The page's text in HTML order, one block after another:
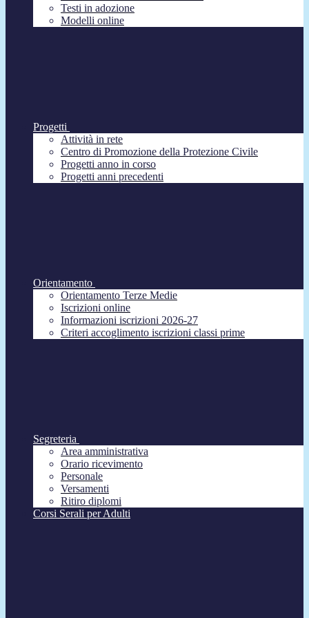
Testi in adozione
Modelli online
Progetti
Attività in rete
Centro di Promozione della Protezione Civile
Progetti anno in corso
Progetti anni precedenti
Orientamento
Orientamento Terze Medie
Iscrizioni online
Informazioni iscrizioni 2026-27
Criteri accoglimento iscrizioni classi prime
Segreteria
Area amministrativa
Orario ricevimento
Personale
Versamenti
Ritiro diplomi
Corsi Serali per Adulti